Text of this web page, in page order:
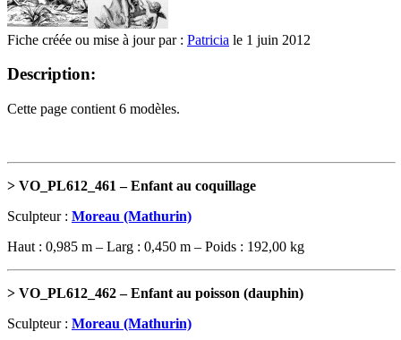
Fiche créée ou mise à jour par : Patricia le 1 juin 2012
Description:
Cette page contient 6 modèles.
> VO_PL612_ 461 – Enfant au coquillage
Sculpteur : Moreau (Mathurin)
Haut : 0,985 m – Larg : 0,450 m – Poids : 192,00 kg
> VO_PL612_462 –Enfant au poisson (dauphin)
Sculpteur : Moreau (Mathurin)